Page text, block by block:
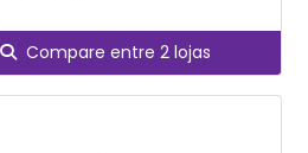
Compare entre 2 lojas